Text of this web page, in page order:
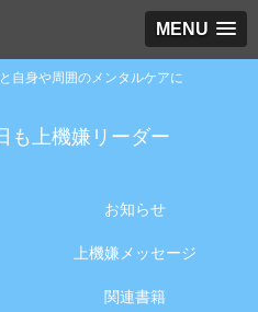
MENU
自身や周囲のメンタルケアに
も上機嫌リーダー
お知らせ
上機嫌メッセージ
関連書籍